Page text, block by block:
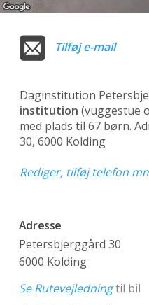
Tilføj e-mail
Daginstitution
institution (vuggestue
med plads til 67 børn.
30, 6000 Kolding
Rediger, tilføj telefon
Adresse
Petersbjerggård 30
6000 Kolding
Se Rutevejledningtil bil